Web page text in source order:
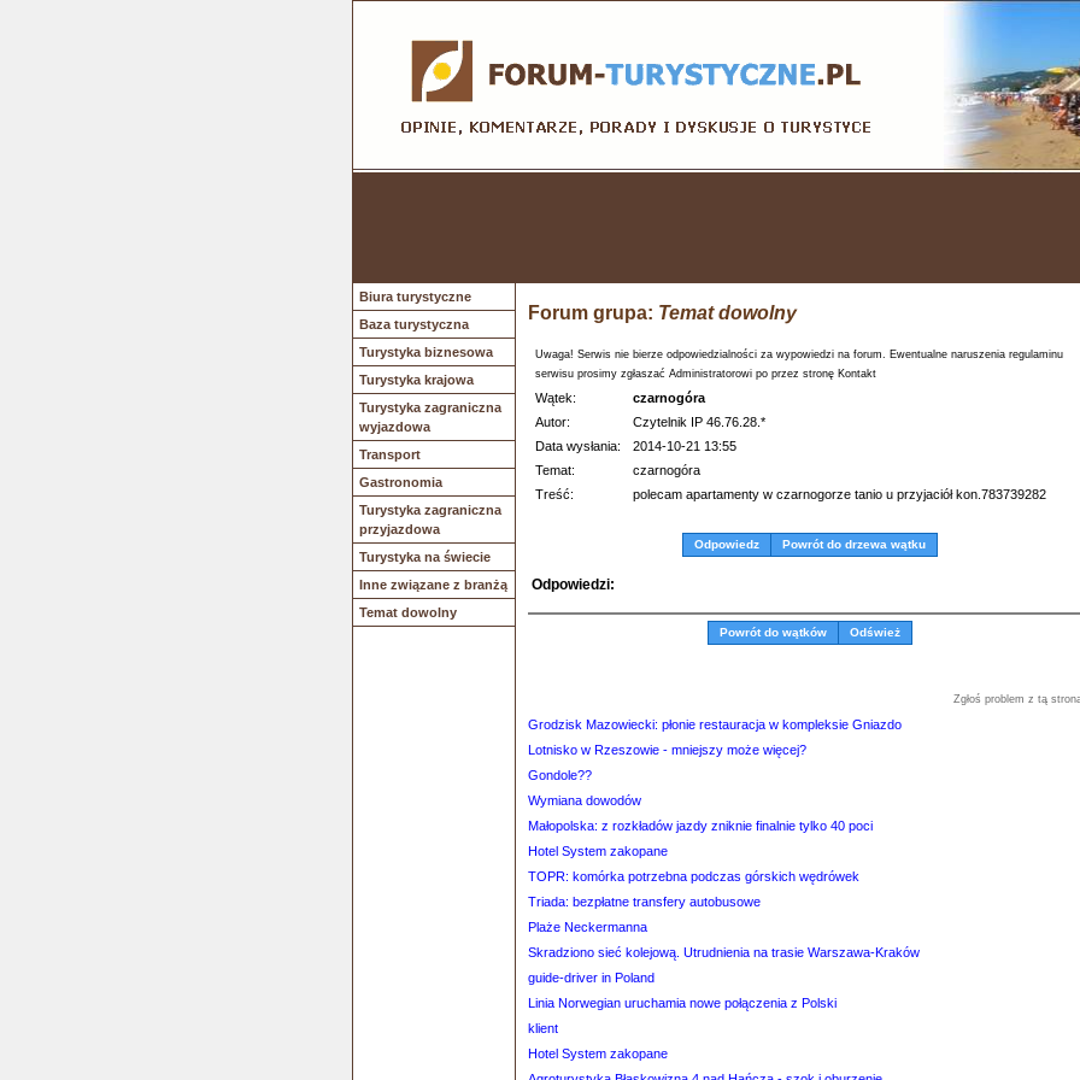
Biura turystyczne
Baza turystyczna
Turystyka biznesowa
Turystyka krajowa
Turystyka zagraniczna
wyjazdowa
Transport
Gastronomia
Turystyka zagraniczna
przyjazdowa
Turystyka na świecie
Inne związane z branżą
Temat dowolny
Forum grupa: Temat dowolny
Uwaga! Serwis nie bierze odpowiedzialności za wypowiedzi na forum. Ewentualne naruszenia regulaminu
serwisu prosimy zgłaszać Administratorowi po przez stronę Kontakt
Wątek:
czarnogóra
Autor:
Czytelnik IP 46.76.28.*
Data wysłania:
2014-10-21 13:55
Temat:
czarnogóra
Treść:
polecam apartamenty w czarnogorze tanio u przyjaciół kon.783739282
Odpowiedz Powrót do drzewa wątku
Odpowiedzi:
Powrót do wątków Odśwież
Zgłoś problem z tą
Grodzisk Mazowiecki: płonie restauracja w kompleksie Gniazdo
Lotnisko w Rzeszowie - mniejszy może więcej?
Gondole??
Wymiana dowodów
Małopolska: z rozkładów jazdy zniknie finalnie tylko 40 poci
Hotel System zakopane
TOPR: komórka potrzebna podczas górskich wędrówek
Triada: bezpłatne transfery autobusowe
Plaże Neckermanna
Skradziono sieć kolejową. Utrudnienia na trasie Warszawa-Kraków
guide-driver in Poland
Linia Norwegian uruchamia nowe połączenia z Polski
klient
Hotel System zakopane